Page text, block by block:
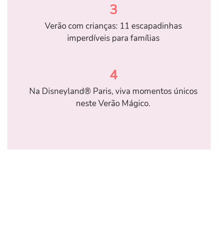
3
Verão com crianças: 11 escapadinhas
imperdíveis para famílias
4
Na Disneyland® Paris, viva momentos únicos
neste Verão Mágico.